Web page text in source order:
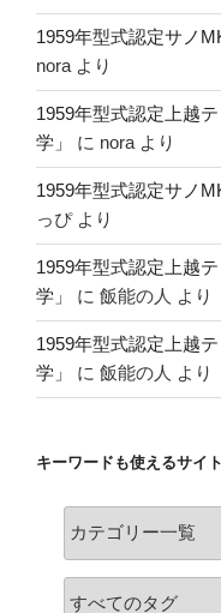
1959年型式認定サノ
nora より
1959年型式認定上越
学」
に nora より
1959年型式認定サノ
っぴより
1959年型式認定上越
学」
に 飯能の人 より
1959年型式認定上越
学」
に 飯能の人 より
キーワードも使えるサイ